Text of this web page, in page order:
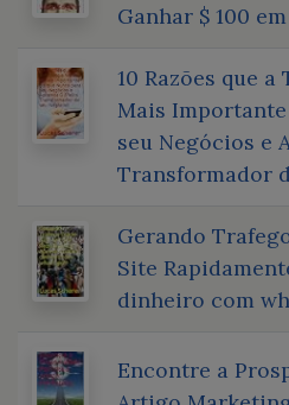
Ganhar $ 100
10 Razões que
Mais
seu Negócios e
Transformador
Gerando
Site
dinheiro com
Encontre a